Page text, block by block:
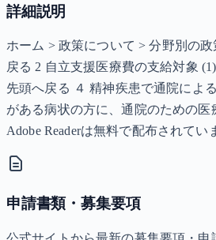
詳細説明
ホーム > 政策について > 分野別の
戻る 2 自立支援医療費の支給対象
先頭へ戻る ４ 精神疾患で通院によ
がある病状の方に、通院のための医
Adobe Readerは無料で配布されて
申請書類・募集要項